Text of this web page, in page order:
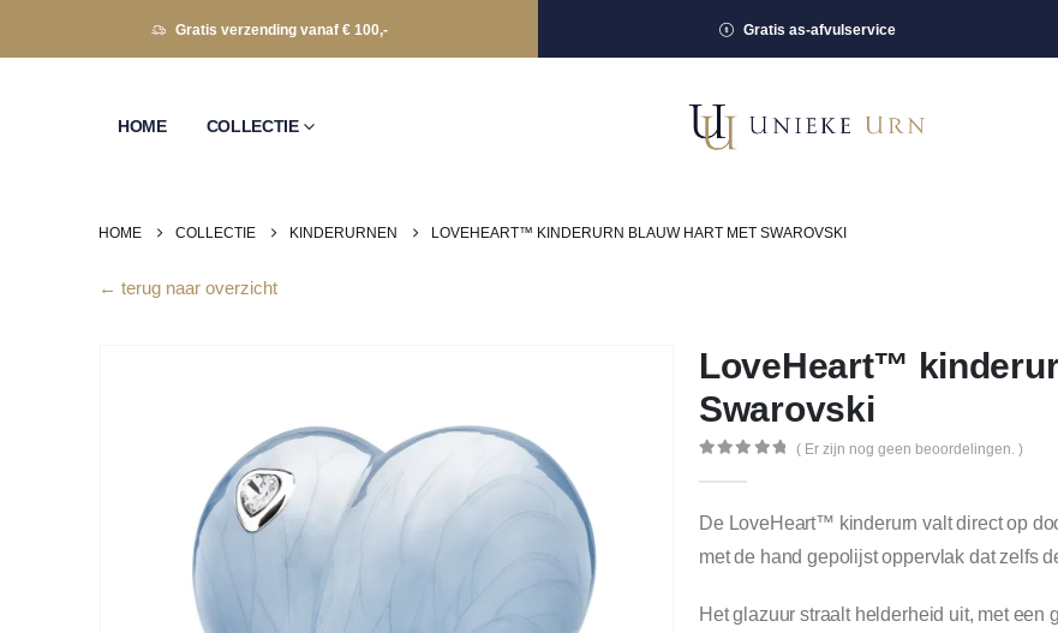
Gratis verzending vanaf € 100,- Gratis as-afvulservice
HOME COLLECTIE
HOME COLLECTIE KINDERURNEN LOVEHEART™ KINDERURN BLAUW HART MET SWAROVSKI
← terug naar overzicht
LoveHeart™
Swarovski
( Er zijn nog geen beoordelingen. )
De LoveHeart™ kinderurn valt direct op
met de hand gepolijst oppervlak dat zelfs
Het glazuur straalt helderheid uit, met